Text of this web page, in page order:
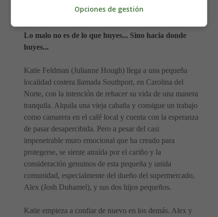
Lo malo no es de lo que huyes... Sino hacia donde
huyes...
Katie Feldman (Julianne Hough) llega a una pequeña
localidad costera llamada Southport, en Carolina del
Norte, con la intención de rehacer su vida de una manera
tranquila. Alquila una vieja cabaña y consigue un trabajo
como camarera en el café local y cuenta con la esperanza
de pasar desapercibida. Pero a pesar del casi
impenetrable muro emocional que ha creado para
protegerse, se siente atraída por el cariño y la
consideración genuinos de esta pequeña y unida
comunidad, especialmente del dueño del supermercado,
Alex (Josh Duhamel), y sus dos hijos pequeños.
Katie empieza a confiar de nuevo en los demás. Alex y
Opciones de gestión